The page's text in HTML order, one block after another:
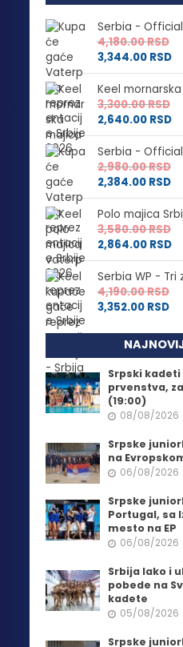
Serbia -
4,180.00RSD
3,344.00 RSD
Keel
3,300.00RSD
2,640.00 RSD
Serbia -
2,980.00RSD
2,384.00 RSD
Polo majica
3,580.00RSD
2,864.00 RSD
Serbia WP - Tri
4,190.00RSD
3,352.00 RSD
Srpski
prvenstva,
(19:00)
08/08/2026
Srpske
na
06/08/2026
Srpske
Portugal, sa
mesto na EP
06/08/2026
Srbija lako i
pobede na
kadete
05/08/2026
Srpske